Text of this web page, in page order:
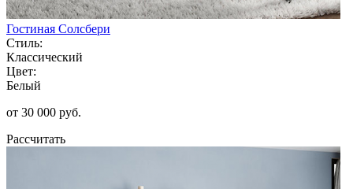
Гостиная Солсбери
Стиль:
Классический
Цвет:
Белый
от 30 000 руб.
Рассчитать